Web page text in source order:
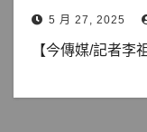
5 月 27, 2025
【今傳媒/記者李